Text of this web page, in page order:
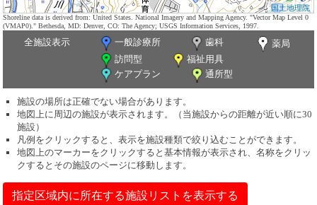
国土地理院
Shoreline data is derived from: United States. National Imagery and Mapping Agency. "Vector Map Level 0
(VMAP0)." Bethesda, MD: Denver, CO: The Agency; USGS Information Services, 1997.
全施設表示 一般診療所 歯科
薬局
訪問型
福祉用具
ケアプラン
通所型
施設の場所は正確でない場合があります。
地図上に周辺の施設が表示されます。（当施設からの距離が近い順に30
施設）
凡例をクリックすると、表示を施設種類で絞り込むことができます。
地図上のマーカーをクリックすると基本情報が表示され、名称をクリッ
クするとその施設のページに移動します。
指定区域内に所在する施設リストを表示する